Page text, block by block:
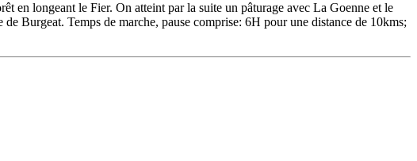
en longeant le Fier. On atteint par la suite un pâturage avec La Goenne et le
Burgeat. Temps de marche, pause comprise: 6H pour une distance de 10kms;